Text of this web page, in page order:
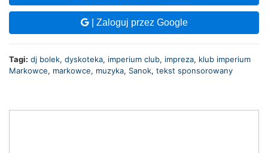
| Zaloguj przez Google
Tagi: dj bolek, dyskoteka, imperium club, impreza, klub imperium
Markowce, markowce, muzyka, Sanok, tekst sponsorowany